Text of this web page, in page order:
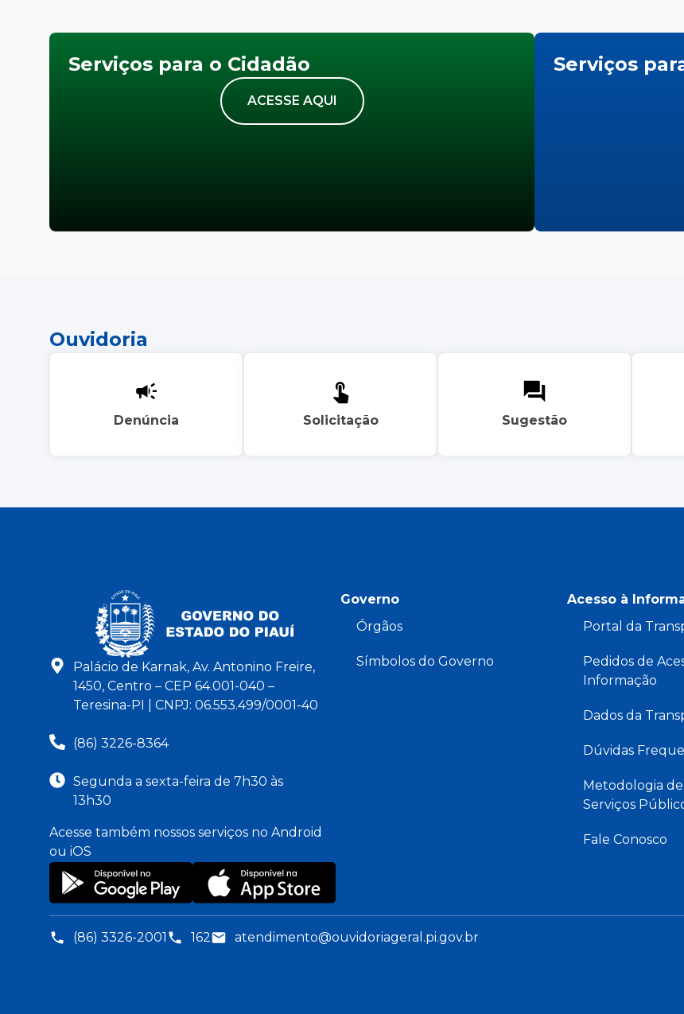
Serviços para o Cidadão
ACESSE AQUI
Serviços
Ouvidoria
Denúncia Solicitação Sugestão
Palácio de Karnak, Av. Antonino Freire,
1450, Centro – CEP 64.001-040 –
Teresina-PI | CNPJ: 06.553.499/0001-40
(86) 3226-8364
Segunda a sexta-feira de 7h30 às
13h30
Acesse também nossos serviços no Android
ou iOS
Governo
Órgãos
Símbolos do Governo
Acesso à
Portal da
Pedidos de
Informação
Dados da
Dúvidas
Metodologia
Serviços
Fale Conosco
(86) 3326-2001 162 atendimento@ouvidoriageral.pi.gov.br